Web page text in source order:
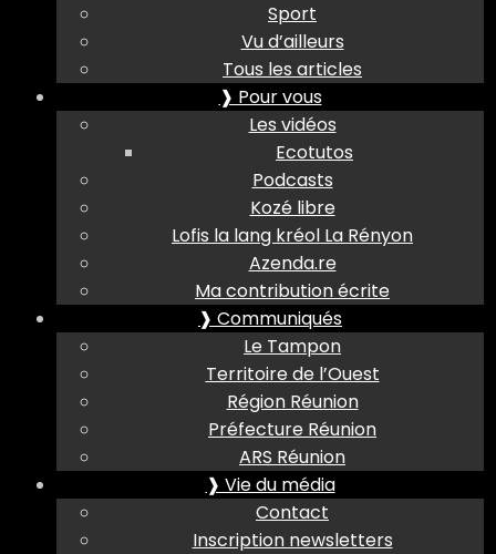
Sport
Vu d’ailleurs
Tous les articles
❱ Pour vous
Les vidéos
Ecotutos
Podcasts
Kozé libre
Lofis la lang kréol La Rényon
Azenda.re
Ma contribution écrite
❱ Communiqués
Le Tampon
Territoire de l’Ouest
Région Réunion
Préfecture Réunion
ARS Réunion
❱ Vie du média
Contact
Inscription newsletters